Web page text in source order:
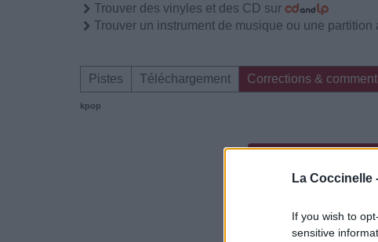
La Coccinelle
If you wish to
sensitive
Trouver des vinyles et des CD sur
Trouver un instrument de musique ou une partition
Pistes Téléchargement Corrections &
kpop
Dire «merci» pour